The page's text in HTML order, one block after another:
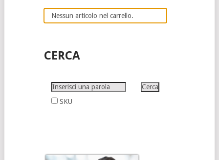
Nessun articolo nel carrello.
CERCA
SKU